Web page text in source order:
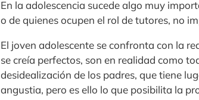
En la adolescencia sucede algo muy
o de quienes ocupen el rol de tutores, no
El joven adolescente se confronta con la
se creía perfectos, son en realidad como
desidealización de los padres, que tiene
angustia, pero es ello lo que posibilita la